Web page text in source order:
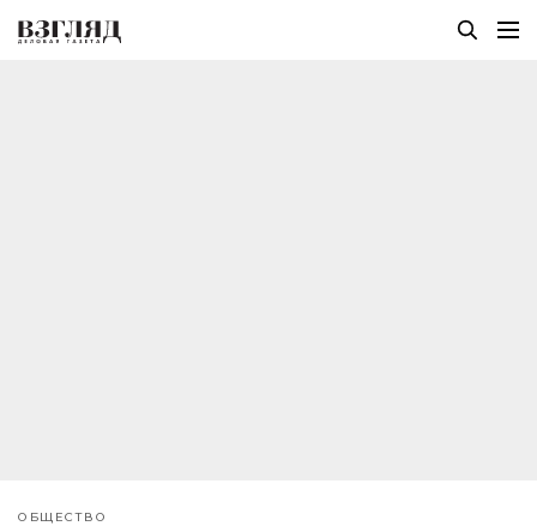
ОБЩЕСТВО